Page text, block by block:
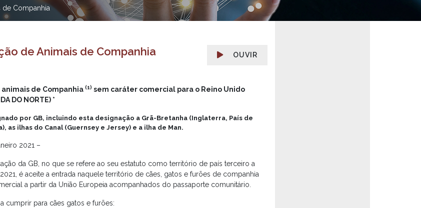
de Companhia
OUVIR
de Animais de Companhia
de Companhia (1) sem caráter comercial para o Reino Unido
DO NORTE) *
por GB, incluindo esta designação a Grã-Bretanha (Inglaterra, País de
as ilhas do Canal (Guernsey e Jersey) e a ilha de Man.
2021 –
da GB, no que se refere ao seu estatuto como território de país terceiro a
é aceite a entrada naquele território de cães, gatos e furões de companhia
a partir da União Europeia acompanhados do passaporte comunitário.
cumprir para cães gatos e furões: